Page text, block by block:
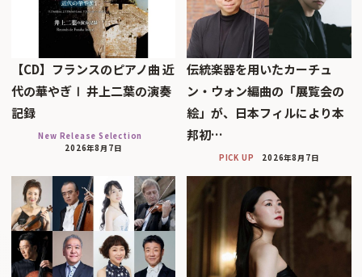
【CD】フランスのピアノ曲 近
代の華やぎⅠ 井上二葉の演奏
記録
New Release Selection
2026年8月7日
伝統楽器を用いたカーチュ
ン・ウォン編曲の「展覧会の
絵」が、日本フィルにより本
邦初…
PICK UP 2026年8月7日